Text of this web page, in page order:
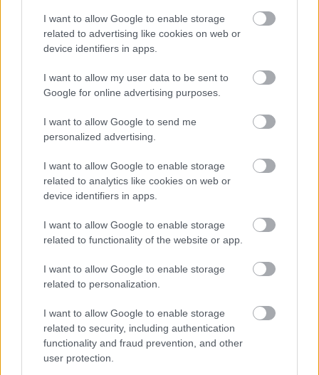
I want to allow Google to enable storage
related to advertising like cookies on web or
device identifiers in apps.
I want to allow my user data to be sent to
Google for online advertising purposes.
I want to allow Google to send me
personalized advertising.
I want to allow Google to enable storage
related to analytics like cookies on web or
device identifiers in apps.
I want to allow Google to enable storage
related to functionality of the website or app.
I want to allow Google to enable storage
related to personalization.
I want to allow Google to enable storage
related to security, including authentication
functionality and fraud prevention, and other
user protection.
ΑΣΕΠ - Προσλήψεις αναπληρωτών:
Βγαίνουν τα προσωρινά αποτελέσματα
(1ΓΕ και 2ΓΕ/2026)
Γλώσσα
Παιδεία
Σεμινάρια